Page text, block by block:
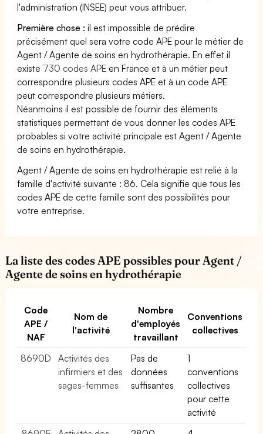
l'administration (INSEE) peut vous attribuer.
Première chose : il est impossible de prédire
précisément quel sera votre code APE pour le métier de
Agent / Agente de soins en hydrothérapie. En effet il
existe 730 codes APE en France et à un métier peut
correspondre plusieurs codes APE et à un code APE
peut correspondre plusieurs métiers.
Néanmoins il est possible de fournir des éléments
statistiques permettant de vous donner les codes APE
probables si votre activité principale est Agent / Agente
de soins en hydrothérapie.
Agent / Agente de soins en hydrothérapie est relié à la
famille d'activité suivante : 86. Cela signifie que tous les
codes APE de cette famille sont des possibilités pour
votre entreprise.
La liste des codes APE possibles pour Agent /
Agente de soins en hydrothérapie
Code
APE /
NAF
Nom de
l'activité
Nombre
d'employés
travaillant
Conventions
collectives
8690D
Activités des
infirmiers et des
sages-femmes
Pas de
données
suffisantes
1
conventions
collectives
pour cette
activité